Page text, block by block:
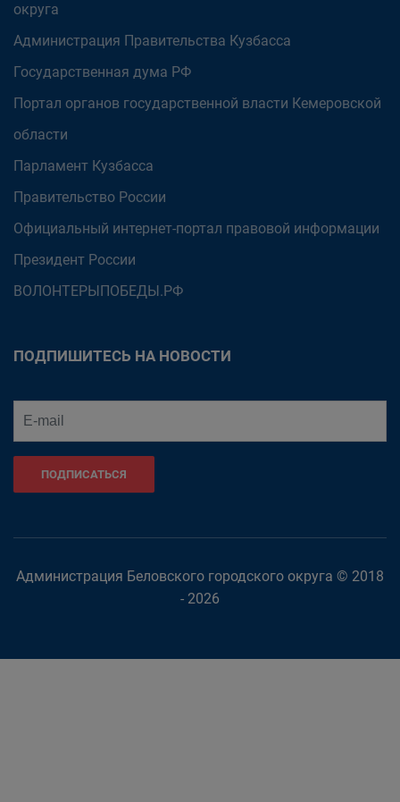
округа
Администрация Правительства Кузбасса
Государственная дума РФ
Портал органов государственной власти Кемеровской
области
Парламент Кузбасса
Правительство России
Официальный интернет-портал правовой информации
Президент России
ВОЛОНТЕРЫПОБЕДЫ.РФ
ПОДПИШИТЕСЬ НА НОВОСТИ
ПОДПИСАТЬСЯ
Администрация Беловского городского округа © 2018
- 2026